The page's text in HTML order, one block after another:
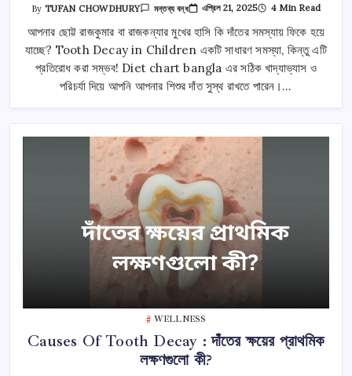
By TUFAN CHOWDHURY
Tooth
Decay
In
Children
|
শিশুদের
দাঁতের
কারণ,
উপায়!
মন্তব্য বন্ধ এপ্রিল 21, 2025 4 Min Read
আপনার ছোট্ট রাজকুমার বা রাজকন্যার মুখের হাসি কি দাঁতের সমস্যায় ফিকে হয়ে
যাচ্ছে? Tooth Decay in Children একটি সাধারণ সমস্যা, কিন্তু এটি
প্রতিরোধ করা সম্ভব! Diet chart bangla এর সঠিক খাদ্যাভ্যাস ও
পরিচর্যা দিয়ে আপনি আপনার শিশুর দাঁত সুস্থ রাখতে পারেন।…
WELLNESS
Causes Of Tooth Decay : দাঁতের ক্ষয়ের প্রাথমিক
লক্ষণগুলো কী?